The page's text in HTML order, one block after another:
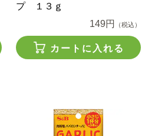
プ １３ｇ
149円
（税込）
カートに入れる